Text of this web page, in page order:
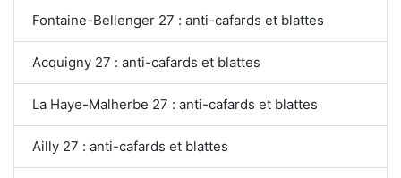
Fontaine-Bellenger 27 : anti-cafards et blattes
Acquigny 27 : anti-cafards et blattes
La Haye-Malherbe 27 : anti-cafards et blattes
Ailly 27 : anti-cafards et blattes